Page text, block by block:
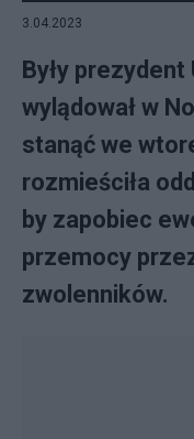
3.04.2023
Były prezydent
wylądował w
stanąć we
rozmieściła
by zapobiec
przemocy
zwolenników.